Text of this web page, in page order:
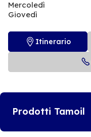
Mercoledì
Giovedì
Itinerario
Prodotti Tamoil